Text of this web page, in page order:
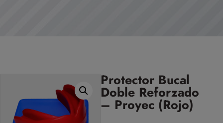
Protector Bucal
Doble Reforzado
– Proyec (Rojo)